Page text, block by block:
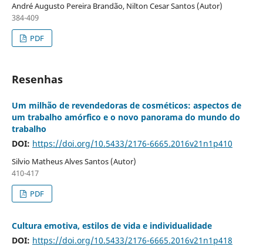
André Augusto Pereira Brandão, Nilton Cesar Santos (Autor)
384-409
PDF
Resenhas
Um milhão de revendedoras de cosméticos: aspectos de
um trabalho amórfico e o novo panorama do mundo do
trabalho
DOI: https://doi.org/10.5433/2176-6665.2016v21n1p410
Silvio Matheus Alves Santos (Autor)
410-417
PDF
Cultura emotiva, estilos de vida e individualidade
DOI: https://doi.org/10.5433/2176-6665.2016v21n1p418